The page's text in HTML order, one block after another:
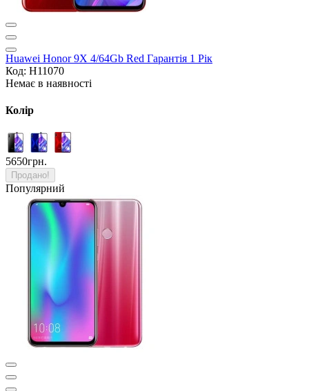
Huawei Honor 9X 4/64Gb Red Гарантія 1 Рік
Код: H11070
Немає в наявності
Колір
5650грн.
Продано!
Популярний